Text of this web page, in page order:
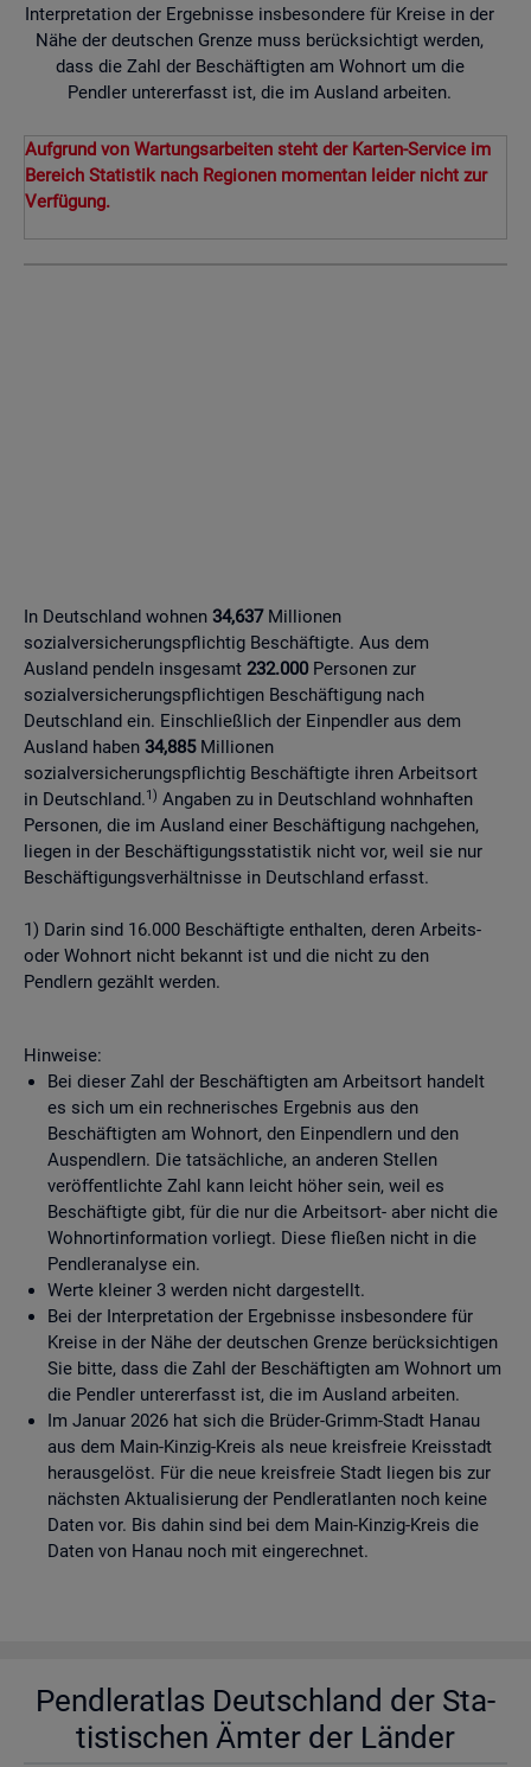
Interpretation der Ergebnisse insbesondere für Kreise in der
Nähe der deutschen Grenze muss berücksichtigt werden,
dass die Zahl der Beschäftigten am Wohnort um die
Pendler untererfasst ist, die im Ausland arbeiten.
Aufgrund von Wartungsarbeiten steht der Karten-Service im
Bereich Statistik nach Regionen momentan leider nicht zur
Verfügung.
In Deutschland wohnen 34,637Millionen
sozialversicherungspflichtig Beschäftigte. Aus dem
Ausland pendeln insgesamt 232.000Personen zur
sozialversicherungspflichtigen Beschäftigung nach
Deutschland ein. Einschließlich der Einpendler aus dem
Ausland haben 34,885Millionen
sozialversicherungspflichtig Beschäftigte ihren Arbeitsort
in Deutschland.1) Angaben zu in Deutschland wohnhaften
Personen, die im Ausland einer Beschäftigung nachgehen,
liegen in der Beschäftigungsstatistik nicht vor, weil sie nur
Beschäftigungsverhältnisse in Deutschland erfasst.
1) Darin sind 16.000 Beschäftigte enthalten, deren Arbeits-
oder Wohnort nicht bekannt ist und die nicht zu den
Pendlern gezählt werden.
Hinweise:
Bei dieser Zahl der Beschäftigten am Arbeitsort handelt
es sich um ein rechnerisches Ergebnis aus den
Beschäftigten am Wohnort, den Einpendlern und den
Auspendlern. Die tatsächliche, an anderen Stellen
veröffentlichte Zahl kann leicht höher sein, weil es
Beschäftigte gibt, für die nur die Arbeitsort- aber nicht die
Wohnortinformation vorliegt. Diese fließen nicht in die
Pendleranalyse ein.
Werte kleiner 3 werden nicht dargestellt.
Bei der Interpretation der Ergebnisse insbesondere für
Kreise in der Nähe der deutschen Grenze berücksichtigen
Sie bitte, dass die Zahl der Beschäftigten am Wohnort um
die Pendler untererfasst ist, die im Ausland arbeiten.
Im Januar 2026 hat sich die Brüder-Grimm-Stadt Hanau
aus dem Main-Kinzig-Kreis als neue kreisfreie Kreisstadt
herausgelöst. Für die neue kreisfreie Stadt liegen bis zur
nächsten Aktualisierung der Pendleratlanten noch keine
Daten vor. Bis dahin sind bei dem Main-Kinzig-Kreis die
Daten von Hanau noch mit eingerechnet.
Pend­ler­at­las Deutsch­land der Sta­
tis­ti­schen Ämter der Län­der